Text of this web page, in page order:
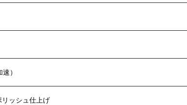
）
リッシュ仕上げ